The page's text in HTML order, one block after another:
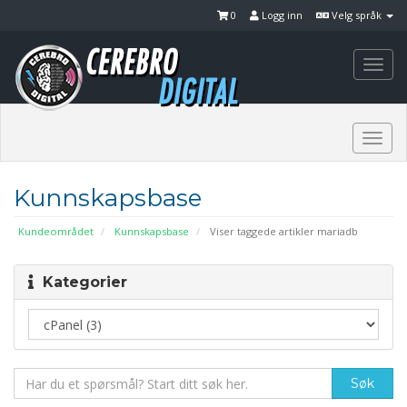
Velg språk
Logg inn
0
Kunnskapsbase
Kundeområdet Kunnskapsbase Viser taggede artikler mariadb
Kategorier